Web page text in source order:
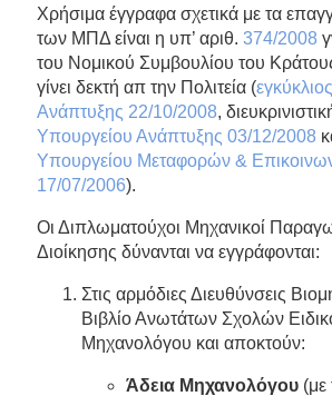
Χρήσιμα έγγραφα σχετικά με τα
των ΜΠΔ είναι η υπ’ αριθ. 374/2008
του Νομικού Συμβουλίου του
γίνει δεκτή απ την Πολιτεία (
Ανάπτυξης 22/10/2008,
Υπουργείου Ανάπτυξης 03/12/2008
Υπουργείου Μεταφορών &
17/07/2006).
Οι Διπλωματούχοι Μηχανικοί
Διοίκησης δύνανται να εγγράφονται:
Στις αρμόδιες Διευθύνσεις
Βιβλίο Ανωτάτων Σχολών
Μηχανολόγου και αποκτούν:
Άδεια Μηχανολόγου(με